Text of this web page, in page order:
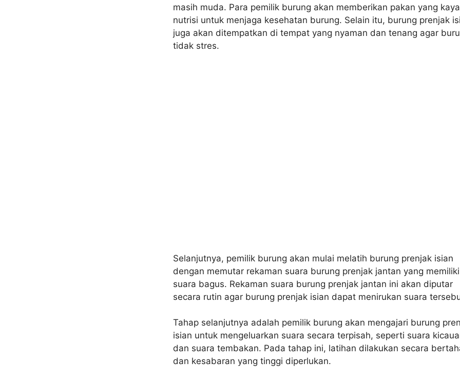
masih muda. Para pemilik burung akan memberikan pakan yang kaya
nutrisi untuk menjaga kesehatan burung. Selain itu, burung prenjak
juga akan ditempatkan di tempat yang nyaman dan tenang agar
tidak stres.
Selanjutnya, pemilik burung akan mulai melatih burung prenjak isian
dengan memutar rekaman suara burung prenjak jantan yang memiliki
suara bagus. Rekaman suara burung prenjak jantan ini akan diputar
secara rutin agar burung prenjak isian dapat menirukan suara
Tahap selanjutnya adalah pemilik burung akan mengajari burung
isian untuk mengeluarkan suara secara terpisah, seperti suara
dan suara tembakan. Pada tahap ini, latihan dilakukan secara
dan kesabaran yang tinggi diperlukan.